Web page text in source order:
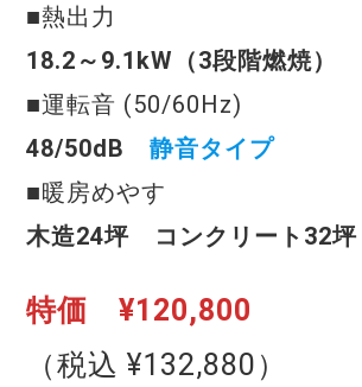
■熱出力
18.2～9.1kW（3段階燃焼）
■運転音 (50/60Hz)
48/50dB
静音タイプ
■暖房めやす
木造24坪 コンクリート 32坪
特価 ¥120,800
（税込 ¥132,880）